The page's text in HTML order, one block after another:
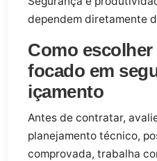
dependem diretamente
Como
focado em
içamento
Antes de contratar,
planejamento técnico,
comprovada, trabalha